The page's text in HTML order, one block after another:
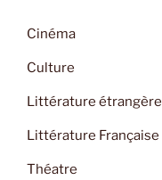
Cinéma
Culture
Littérature étrangère
Littérature Française
Théatre